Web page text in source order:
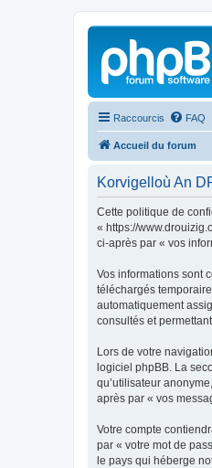
Raccourcis FAQ
Accueil du forum
Korvigelloù An
Cette politique de
« https://
ci-après par « vos
Vos informations sont
téléchargés
automatiquement
consultés et
Lors de votre
logiciel phpBB. La
qu’utilisateur
après par « vos
Votre compte
par « votre mot de
le pays qui héberge